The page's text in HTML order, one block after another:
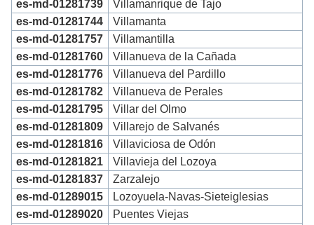
es-md-01281739
Villamanrique de Tajo
es-md-01281744
Villamanta
es-md-01281757
Villamantilla
es-md-01281760
Villanueva de la Cañada
es-md-01281776
Villanueva del Pardillo
es-md-01281782
Villanueva de Perales
es-md-01281795
Villar del Olmo
es-md-01281809
Villarejo de Salvanés
es-md-01281816
Villaviciosa de Odón
es-md-01281821
Villavieja del Lozoya
es-md-01281837
Zarzalejo
es-md-01289015
Lozoyuela-Navas-Sieteiglesias
es-md-01289020
Puentes Viejas